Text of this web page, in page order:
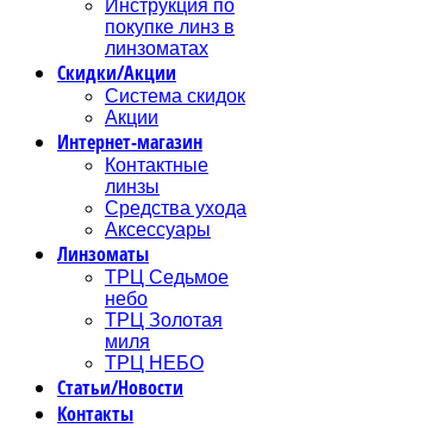
Инструкция по
покупке линз в
линзоматах
Скидки/Акции
Система скидок
Акции
Интернет-магазин
Контактные
линзы
Средства ухода
Аксессуары
Линзоматы
ТРЦ Седьмое
небо
ТРЦ Золотая
миля
ТРЦ НЕБО
Статьи/Новости
Контакты